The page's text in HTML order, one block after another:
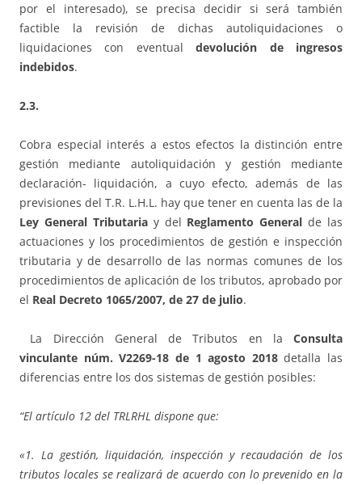
por el interesado), se precisa decidir si será también
factible la revisión de dichas autoliquidaciones o
liquidaciones con eventualdevolución de ingresos
indebidos.
2.3.
Cobra especial interés a estos efectos la distinción entre
gestión mediante autoliquidación y gestión mediante
declaración- liquidación, a cuyo efecto, además de las
previsiones del T.R. L.H.L. hay que tener en cuenta las de la
Ley General Tributariay del Reglamento General de las
actuaciones y los procedimientos de gestión e inspección
tributaria y de desarrollo de las normas comunes de los
procedimientos de aplicación de los tributos, aprobado por
el Real Decreto 1065/2007, de 27 de julio.
La Dirección General de Tributos en la Consulta
vinculante núm. V2269-18 de 1 agosto 2018detalla las
diferencias entre los dos sistemas de gestión posibles:
“El artículo 12 del TRLRHL dispone que:
«1. La gestión, liquidación, inspección y recaudación de los
tributos locales se realizará de acuerdo con lo prevenido en la